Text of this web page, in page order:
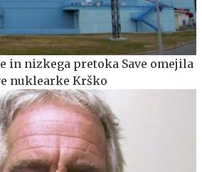
in nizkega pretoka Save omejila
nuklearke Krško